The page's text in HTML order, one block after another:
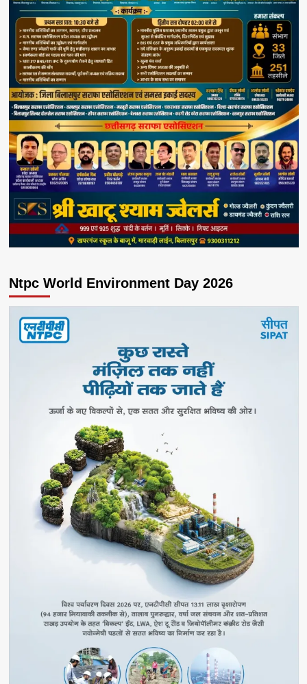
Ntpc World Environment Day 2026